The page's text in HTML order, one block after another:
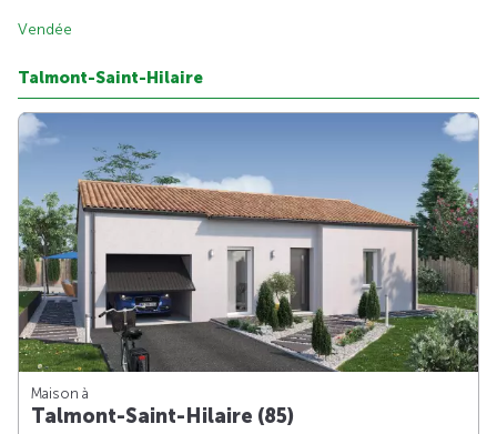
Vendée
Talmont-Saint-Hilaire
Maison à
Talmont-Saint-Hilaire (85)